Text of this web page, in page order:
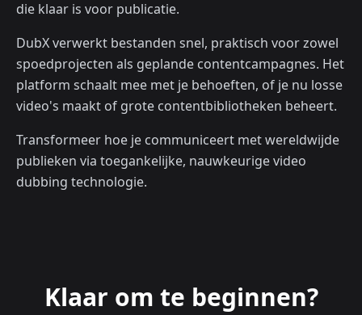
die klaar is voor publicatie.
DubX verwerkt bestanden snel, praktisch voor zowel
spoedprojecten als geplande contentcampagnes. Het
platform schaalt mee met je behoeften, of je nu losse
video's maakt of grote contentbibliotheken beheert.
Transformeer hoe je communiceert met wereldwijde
publieken via toegankelijke, nauwkeurige video
dubbing technologie.
Klaar om te beginnen?